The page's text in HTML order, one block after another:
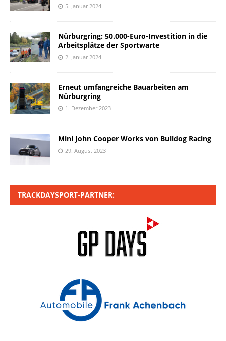
5. Januar 2024
Nürburgring: 50.000-Euro-Investition in die
Arbeitsplätze der Sportwarte
2. Januar 2024
Erneut umfangreiche Bauarbeiten am
Nürburgring
1. Dezember 2023
Mini John Cooper Works von Bulldog Racing
29. August 2023
TRACKDAYSPORT-PARTNER: